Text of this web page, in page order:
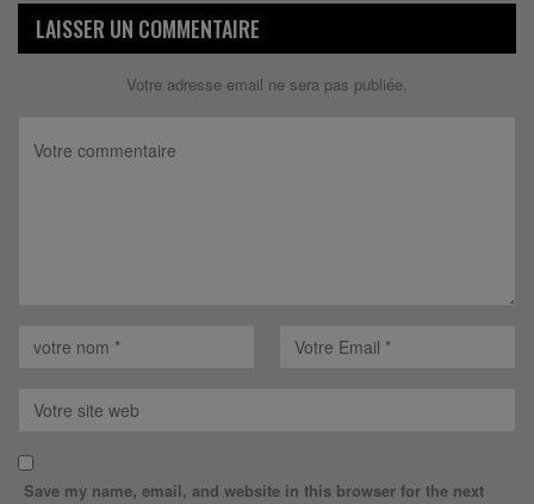
LAISSER UN COMMENTAIRE
Votre adresse email ne sera pas publiée.
Save my name, email, and website in this browser for the next